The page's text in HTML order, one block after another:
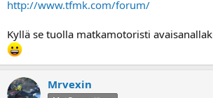
http://www.tfmk.com/forum/
Kyllä se tuolla matkamotoristi
Mrvexin